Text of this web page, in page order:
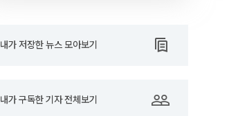
내가 저장한 뉴스 모아보기
내가 구독한 기자 전체보기